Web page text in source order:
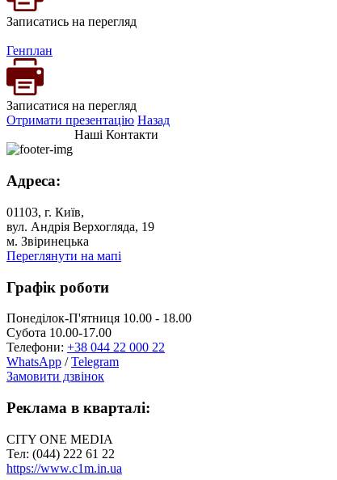
Записатись на перегляд
Генплан
Записатися на перегляд
Отримати презентацію Назад
Наші Контакти
Адреса:
01103, г. Київ,
вул. Андрія Верхогляда, 19
м. Звіринецька
Переглянути на мапі
Графік роботи
Понеділок-П'ятниця 10.00 - 18.00
Субота 10.00-17.00
Телефони: +38 044 22 000 22
WhatsApp /Telegram
Замовити дзвінок
Реклама в кварталі:
CITY ONE MEDIA
Тел: (044) 222 61 22
https://www.c1m.in.ua